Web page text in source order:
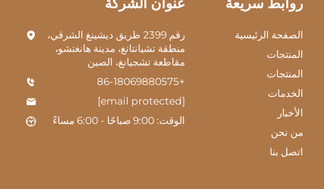
الصفحة الرئيسية
المنتجات
المنتجات
الخدمات
الأخبار
من نحن
اتصل بنا
رقم 2399 طريق ديشينغ الشرقي،
منطقة تشيانتانغ، مدينة هانغتشو،
مقاطعة تشجيانغ، الصين
+86-18069880575
[email protected]
الوقت: 9:00 صباحًا - 6:00 مساءً